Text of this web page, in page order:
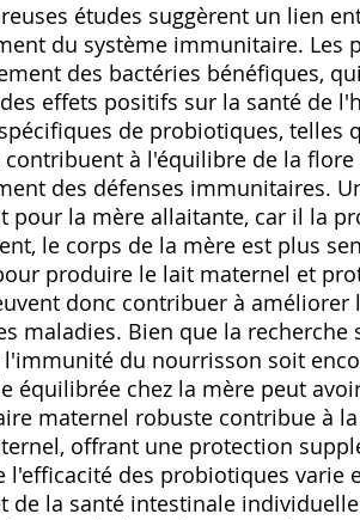
études suggèrent un lien
du système immunitaire. Les
des bactéries bénéfiques‚
effets positifs sur la santé de
de probiotiques‚
contribuent à l'équilibre de la
des défenses immunitaires.
pour la mère allaitante‚ car il la
le corps de la mère est plus
produire le lait maternel et
donc contribuer à
maladies. Bien que la
du nourrisson soit
équilibrée chez la mère peut
maternel robuste contribue à
offrant une protection
l'efficacité des probiotiques varie
de la santé intestinale